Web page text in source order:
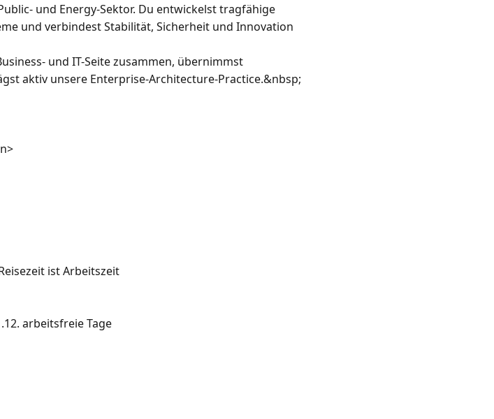
und Energy-Sektor. Du entwickelst tragfähige
und verbindest Stabilität, Sicherheit und Innovation
und IT-Seite zusammen, übernimmst
aktiv unsere Enterprise-Architecture-Practice.&nbsp;
ist Arbeitszeit
arbeitsfreie Tage